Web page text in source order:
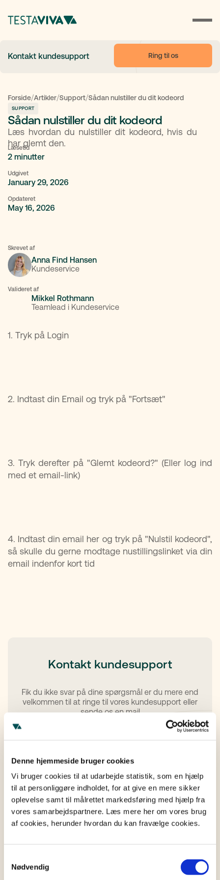
Denne hjemmeside bruger cookies
Vi bruger cookies til at udarbejde statistik, som en hjælp
til at personliggøre indholdet, for at give en mere sikker
oplevelse samt til målrettet markedsføring med hjælp fra
vores samarbejdspartnere. Læs mere her om vores brug
af cookies, herunder hvordan du kan fravælge cookies.
Nødvendig
Kontakt kundesupport Ring til os
Forside/Artikler/Support/Sådan nulstiller du dit kodeord
SUPPORT
Sådan nulstiller du dit kodeord
Læs hvordan du nulstiller dit kodeord, hvis du
har glemt den.
Læsetid
2 minutter
Udgivet
January 29, 2026
Opdateret
May 16, 2026
Skrevet af
Anna Find Hansen
Kundeservice
Valideret af
Mikkel Rothmann
Teamlead i Kundeservice
1. Tryk på Login
2. Indtast din Email og tryk på "Fortsæt"
3. Tryk derefter på "Glemt kodeord?" (Eller log ind
med et email-link)
4. Indtast din email her og tryk på "Nulstil kodeord",
så skulle du gerne modtage nustillingslinket via din
email indenfor kort tid
Kontakt kundesupport
Fik du ikke svar på dine spørgsmål er du mere end
velkommen til at ringe til vores kundesupport eller
sende os en mail
Læs videre